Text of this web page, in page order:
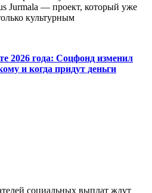
Jurmala — проект, который уже
культурным
2026 года: Соцфонд изменил
и когда придут деньги
социальных выплат ждут